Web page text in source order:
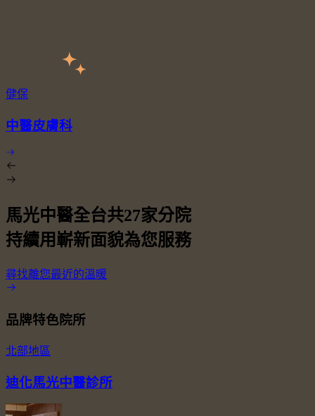
健保
中醫皮膚科
馬光中醫全台共27家分院
持續用嶄新面貌為您服務
尋找離您最近的溫暖
品牌特色院所
北部地區
迪化馬光中醫診所